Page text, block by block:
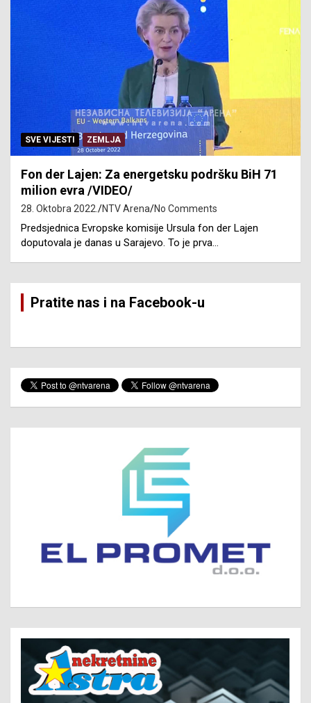
SVE VIJESTI ZEMLJA
Fon der Lajen: Za energetsku podršku BiH 71
milion evra /VIDEO/
28. Oktobra 2022. NTV Arena No Comments
Predsjednica Evropske komisije Ursula fon der Lajen
doputovala je danas u Sarajevo. To je prva…
Pratite nas i na Facebook-u